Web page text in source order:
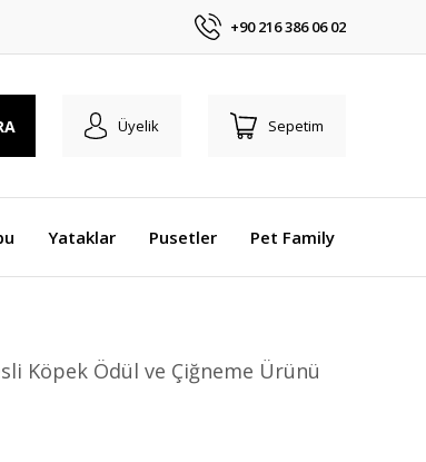
+90 216 386 06 02
Üyelik Sepetim
Yataklar Pusetler Pet Family
Köpek Ödül ve Çiğneme Ürünü